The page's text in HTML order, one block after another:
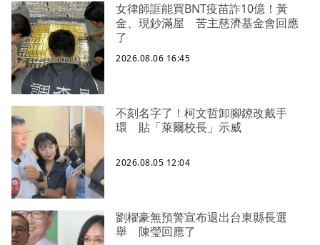
女律師誆能買BNT疫苗詐10億！黃
金、現鈔滿屋 苦主慈濟基金會回應
了
2026.08.06 16:45
不刻名字了！柯文哲卸腳鐐改戴手
環 貼「萊爾校長」示威
2026.08.05 12:04
劉櫂豪無預警宣布退出台東縣長選
舉 陳瑩回應了